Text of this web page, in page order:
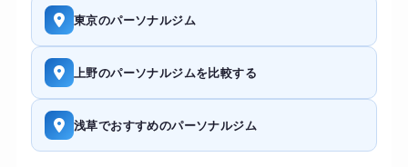
東京のパーソナルジム
上野のパーソナルジムを比較する
浅草でおすすめのパーソナルジム